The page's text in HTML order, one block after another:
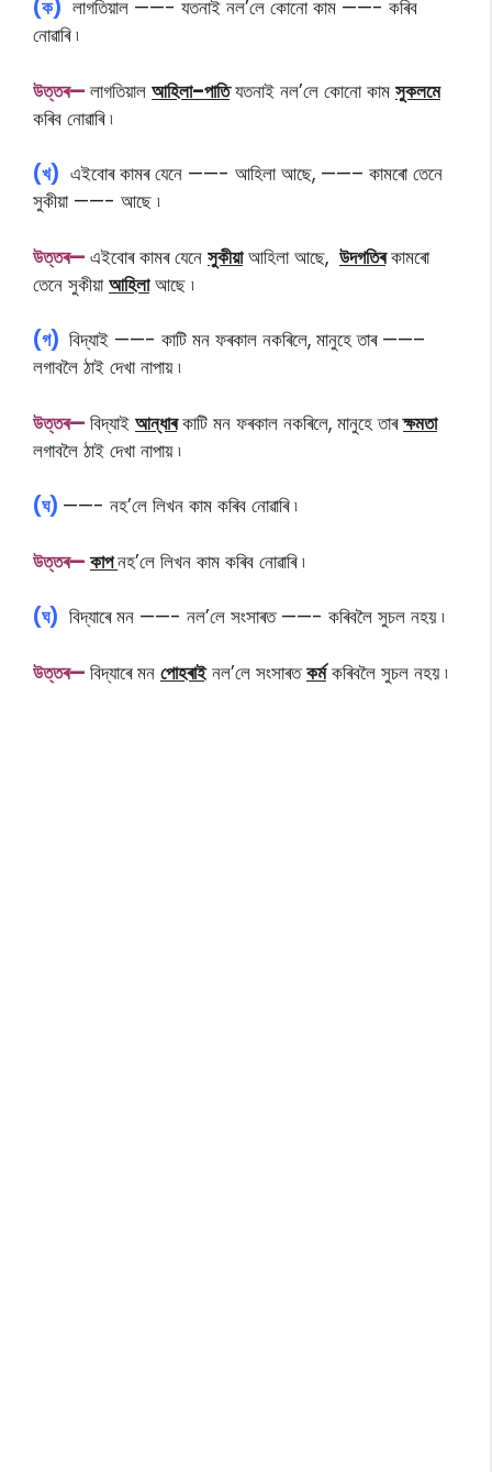
(ক) লাগতিয়াল ——- যতনাই নল’লে কোনো কাম ——- কৰিব
নোৱাৰি ৷
উত্তৰ— লাগতিয়াল আহিলা–পাতিযতনাই নল’লে কোনো কাম সুকলমে
কৰিব নোৱাৰি ৷
(খ) এইবোৰ কামৰ যেনে ——- আহিলা আছে, ——– কামৰো তেনে
সুকীয়া ——- আছে ৷
উত্তৰ— এইবোৰ কামৰ যেনে সুকীয়াআহিলা আছে, উদগতিৰকামৰো
তেনে সুকীয়াআহিলাআছে ৷
(গ) বিদ্যাই ——- কাটি মন ফৰকাল নকৰিলে, মানুহে তাৰ ——–
লগাবলৈ ঠাই দেখা নাপায় ৷
উত্তৰ— বিদ্যাই আন্ধাৰকাটি মন ফৰকাল নকৰিলে, মানুহে তাৰক্ষমতা
লগাবলৈ ঠাই দেখা নাপায় ৷
(ঘ) ——- নহ’লে লিখন কাম কৰিব নোৱাৰি ৷
উত্তৰ— কাপনহ’লে লিখন কাম কৰিব নোৱাৰি ৷
(ঘ) বিদ্যাৰে মন ——- নল’লে সংসাৰত ——- কৰিবলৈ সুচল নহয় ৷
উত্তৰ— বিদ্যাৰে মন পােহৰাইনল’লে সংসাৰতকৰ্মকৰিবলৈ সুচল নহয় ৷